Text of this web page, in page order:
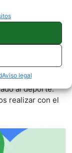
Aviso legal
desde 2020.
curioso
al deporte.
realizar con el